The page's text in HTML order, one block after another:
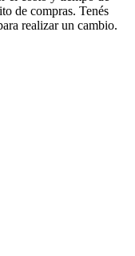
de compras. Tenés
realizar un cambio.